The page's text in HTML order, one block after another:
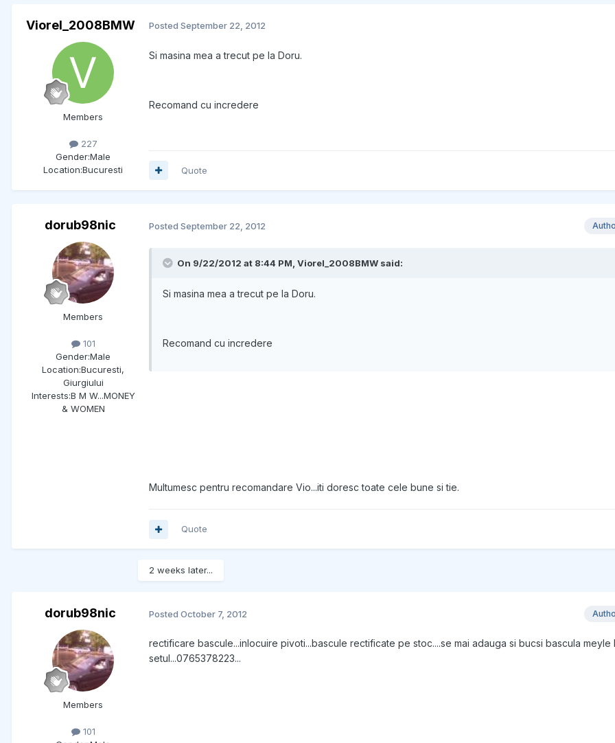
Viorel_2008BMW
Members
227
Gender:Male
Location:Bucuresti
Posted September 22, 2012
Si masina mea a trecut pe la Doru.
Recomand cu incredere
Quote
dorub98nic
Members
101
Gender:Male
Location:Bucuresti,
Giurgiului
Interests:B M W...MONEY
& WOMEN
Posted September 22, 2012
On 9/22/2012 at 8:44 PM, Viorel_2008BMW said:
Si masina mea a trecut pe la Doru.
Recomand cu incredere
Multumesc pentru recomandare Vio...iti doresc toate cele bune si tie.
Quote
2 weeks later...
dorub98nic
Members
101
Posted October 7, 2012
rectificare bascule...inlocuire pivoti...bascule rectificate pe stoc....se mai adauga si bucsi bascula meyle
setul...0765378223...